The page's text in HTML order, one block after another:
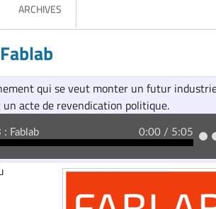
ARCHIVES
qui se veut monter un futur
acte de revendication politique.